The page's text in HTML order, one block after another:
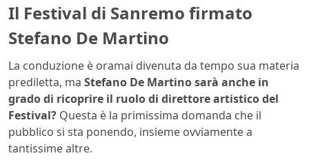
Il Festival di Sanremo firmato
Stefano De Martino
La conduzione è oramai divenuta da tempo sua materia
prediletta, ma Stefano De Martino sarà anche in
grado di ricoprire il ruolo di direttore artistico del
Festival? Questa è la primissima domanda che il
pubblico si sta ponendo, insieme ovviamente a
tantissime altre.